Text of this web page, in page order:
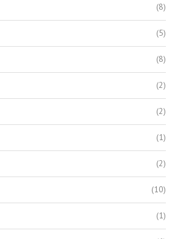
(8)
(5)
(8)
(2)
(2)
(1)
(2)
(10)
(1)